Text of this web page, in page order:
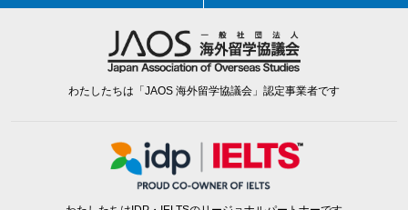
わたしたちは「JAOS 海外留学協議会」認定事業者です